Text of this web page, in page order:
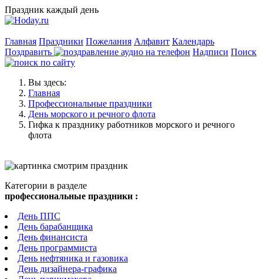
Праздник каждый день
Главная Праздники Пожелания Алфавит Календарь
Поздравить
Надписи Поиск
Вы здесь:
Главная
Профессиональные праздники
День морского и речного флота
Гифка к празднику работников морского и речного
флота
Категории в разделе
профессиональные праздники :
День ППС
День барабанщика
День финансиста
День программиста
День нефтяника и газовика
День дизайнера-графика